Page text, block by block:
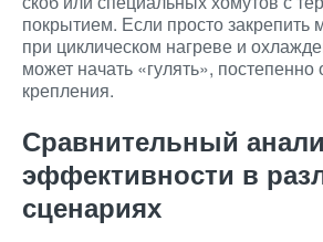
покрытием. Если просто закрепить
при циклическом нагреве и
может начать «гулять», постепенно
крепления.
Сравнительный
эффективности в
сценариях